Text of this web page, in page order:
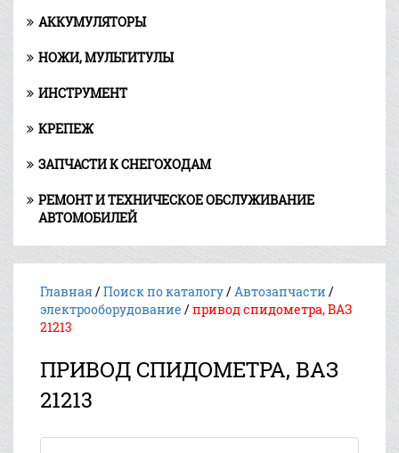
АККУМУЛЯТОРЫ
НОЖИ, МУЛЬТИТУЛЫ
ИНСТРУМЕНТ
КРЕПЕЖ
ЗАПЧАСТИ К СНЕГОХОДАМ
РЕМОНТ И ТЕХНИЧЕСКОЕ ОБСЛУЖИВАНИЕ
АВТОМОБИЛЕЙ
Главная/Поиск по каталогу/Автозапчасти /
электрооборудование /привод спидометра, ВАЗ
21213
ПРИВОД СПИДОМЕТРА, ВАЗ
21213